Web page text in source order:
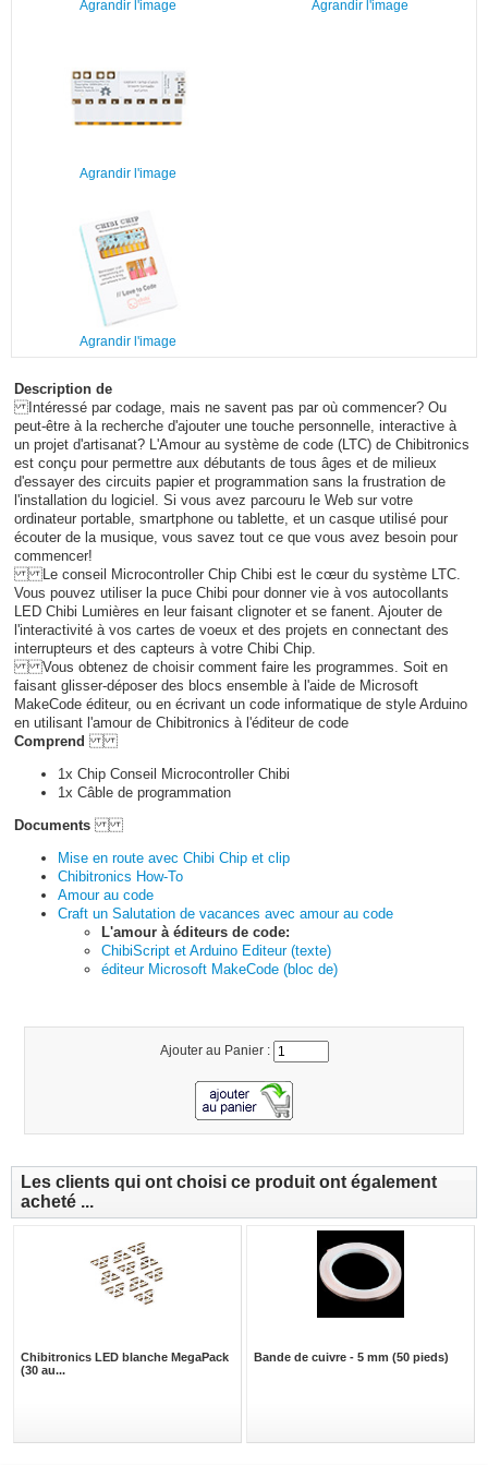
Agrandir l'image Agrandir l'image
Agrandir l'image
Agrandir l'image
Description de
Intéressé par codage, mais ne savent pas par où commencer? Ou
peut-être à la recherche d'ajouter une touche personnelle, interactive à
un projet d'artisanat? L'Amour au système de code (LTC) de Chibitronics
est conçu pour permettre aux débutants de tous âges et de milieux
d'essayer des circuits papier et programmation sans la frustration de
l'installation du logiciel. Si vous avez parcouru le Web sur votre
ordinateur portable, smartphone ou tablette, et un casque utilisé pour
écouter de la musique, vous savez tout ce que vous avez besoin pour
commencer!
Le conseil Microcontroller Chip Chibi est le cœur du système LTC.
Vous pouvez utiliser la puce Chibi pour donner vie à vos autocollants
LED Chibi Lumières en leur faisant clignoter et se fanent. Ajouter de
l'interactivité à vos cartes de voeux et des projets en connectant des
interrupteurs et des capteurs à votre Chibi Chip.
Vous obtenez de choisir comment faire les programmes. Soit en
faisant glisser-déposer des blocs ensemble à l'aide de Microsoft
MakeCode éditeur, ou en écrivant un code informatique de style Arduino
en utilisant l'amour de Chibitronics à l'éditeur de code
Comprend
1x Chip Conseil Microcontroller Chibi
1x Câble de programmation
Documents
Mise en route avec Chibi Chip et clip
Chibitronics How-To
Amour au code
Craft un Salutation de vacances avec amour au code
L'amour à éditeurs de code:
ChibiScript et Arduino Editeur (texte)
éditeur Microsoft MakeCode (bloc de)
Ajouter au Panier :
Les clients qui ont choisi ce produit ont également
acheté ...
Chibitronics LED blanche MegaPack
(30 au...
Bande de cuivre - 5 mm (50 pieds)